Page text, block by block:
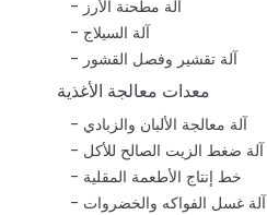
آلة مطحنة الأرز
آلة السيلاج
آلة تقشير وفصل القشور
معدات معالجة الأغذية
آلة معالجة الألبان والزبادي
آلة ضغط الزيت الصالح للأكل
خط إنتاج الأطعمة المقلية
آلة غسل الفواكه والخضروات